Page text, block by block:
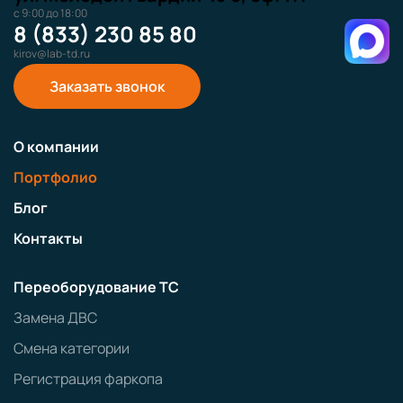
с 9:00 до 18:00
8 (833) 230 85 80
kirov@lab-td.ru
Заказать звонок
О компании
Портфолио
Блог
Контакты
Переоборудование ТС
Замена ДВС
Смена категории
Регистрация фаркопа